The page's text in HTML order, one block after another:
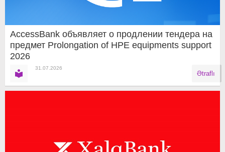
AccessBank объявляет о продлении тендера на
предмет Prolongation of HPE equipments support
2026
31.07.2026
Ətraflı